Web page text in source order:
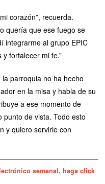
corazón”, recuerda.
quería que ese fuego se
integrarme al grupo EPIC
fortalecer mi fe.”
parroquia no ha hecho
en la misa y habla de su
a ese momento de
punto de vista. Todo esto
y quiero servirle con
semanal, haga click